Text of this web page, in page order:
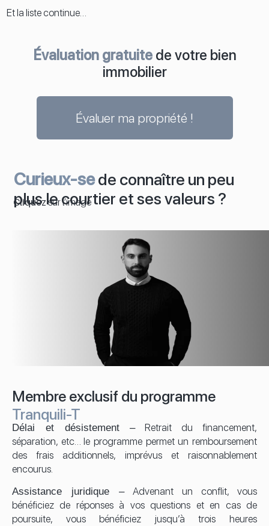
Et la liste continue…
Évaluation gratuitede votre bien
immobilier
Évaluer ma propriété !
Cliquezsur l’image
Curieux-sede connaître un peu
plus le courtier et ses valeurs ?
Membre exclusif du programme
Tranquili-T
Délai et désistement –Retrait du financement,
séparation, etc… le programme permet un remboursement
des frais additionnels, imprévus et raisonnablement
encourus.
Assistance juridique –Advenant un conflit, vous
bénéficiez de réponses à vos questions et en cas de
poursuite, vous bénéficiez jusqu’à trois heures